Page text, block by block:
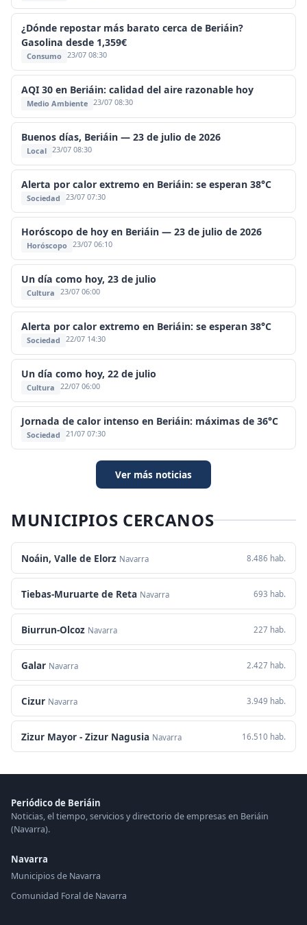
¿Dónde repostar más barato cerca de Beriáin?
Gasolina desde 1,359€
Consumo 23/07 08:30
AQI 30 en Beriáin: calidad del aire razonable hoy
Medio Ambiente 23/07 08:30
Buenos días, Beriáin — 23 de julio de 2026
Local 23/07 08:30
Alerta por calor extremo en Beriáin: se esperan 38°C
Sociedad 23/07 07:30
Horóscopo de hoy en Beriáin — 23 de julio de 2026
Horóscopo 23/07 06:10
Un día como hoy, 23 de julio
Cultura 23/07 06:00
Alerta por calor extremo en Beriáin: se esperan 38°C
Sociedad 22/07 14:30
Un día como hoy, 22 de julio
Cultura 22/07 06:00
Jornada de calor intenso en Beriáin: máximas de 36°C
Sociedad 21/07 07:30
Ver más noticias
MUNICIPIOS CERCANOS
Noáin, Valle de Elorz Navarra 8.486 hab.
Tiebas-Muruarte de Reta Navarra 693 hab.
Biurrun-Olcoz Navarra 227 hab.
Galar Navarra 2.427 hab.
Cizur Navarra 3.949 hab.
Zizur Mayor - Zizur Nagusia Navarra 16.510 hab.
Periódico de Beriáin
Noticias, el tiempo, servicios y directorio de empresas en Beriáin
(Navarra).
Navarra
Municipios de Navarra
Comunidad Foral de Navarra